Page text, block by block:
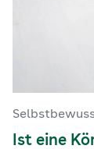
Ist eine